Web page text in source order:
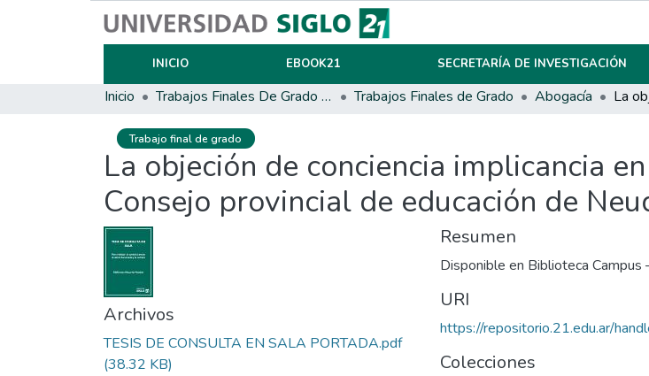
INICIO EBOOK21 SECRETARÍA DE INVESTIGACIÓN
Inicio Trabajos Finales De Grado Y Posgrado Trabajos Finales de Grado Abogacía
Trabajo final de grado
La objeción de conciencia implicancia
Consejo provincial de educación de
Archivos
TESIS DE CONSULTA EN SALA PORTADA.pdf
(38.32 KB)
Resumen
Disponible en Biblioteca Campus
URI
https://repositorio.21.edu.ar/
Colecciones